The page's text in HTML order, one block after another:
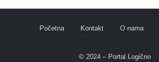
Početna Kontakt O nama
© 2024 – Portal Logično